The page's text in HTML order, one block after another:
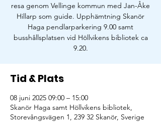
resa genom Vellinge kommun med Jan-Åke
Hillarp som guide. Upphämtning Skanör
Haga pendlarparkering 9.00 samt
busshållsplatsen vid Höllvikens bibliotek ca
9.20.
Tid & Plats
08 juni 2025 09:00 – 15:00
Skanör Haga samt Höllvikens bibliotek,
Storevångsvägen 1, 239 32 Skanör, Sverige